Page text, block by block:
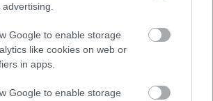
Google to enable storage
like cookies on web or
in apps.
Google to enable storage
Lasīt citas ziņas